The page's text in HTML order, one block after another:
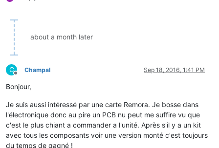
about a month later
C
Offline
Champal Sep 18, 2016, 1:41 PM
Bonjour,
Je suis aussi intéressé par une carte Remora. Je bosse dans
l'électronique donc au pire un PCB nu peut me suffire vu que
c'est le plus chiant a commander a l'unité. Après s'il y a un kit
avec tous les composants voir une version monté c'est toujours
du temps de gagné !